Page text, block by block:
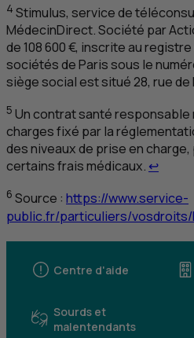
4 Stimulus, service de
MédecinDirect. Société par
de 108 600 €, inscrite au
sociétés de Paris sous le
siège social est situé 28, rue de
5 Un contrat santé
charges fixé par la
des niveaux de prise en
certains frais médicaux. ↩
6 Source : https://www.service-
public.fr/particuliers/vosdroits/
Centre d'aide
Sourds et
malentendants